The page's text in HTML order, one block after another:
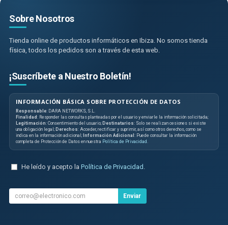
Sobre Nosotros
Tienda online de productos informáticos en Ibiza. No somos tienda
física, todos los pedidos son a través de esta web.
¡Suscríbete a Nuestro Boletín!
INFORMACIÓN BÁSICA SOBRE PROTECCIÓN DE DATOS
Responsable: DARA NETWORKS, S.L.
Finalidad : Responder las consultas planteadas por el usuario y enviarle la información solicitada;
Legitimación: Consentimiento del usuario; Destinatarios: Solo se realizan cesiones si existe
una obligación legal; Derechos: Acceder, rectificar y suprimir, así como otros derechos, como se
indica en la información adicional; Información Adicional : Puede consultar la información
completa de Protección de Datos en nuestra Política de Privacidad
He leído y acepto la Política de Privacidad
Enviar